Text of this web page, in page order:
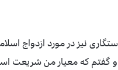
نیز در مورد ازدواج
که معیار من شریعت